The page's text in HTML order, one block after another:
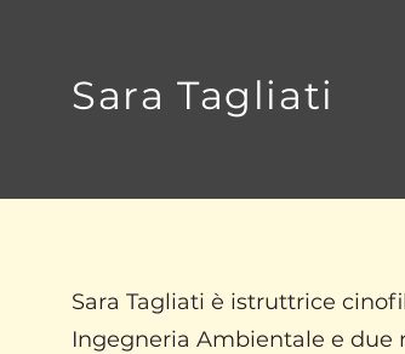
Sara Tagliati è istruttrice
Ingegneria Ambientale e due
Sara Tagliati